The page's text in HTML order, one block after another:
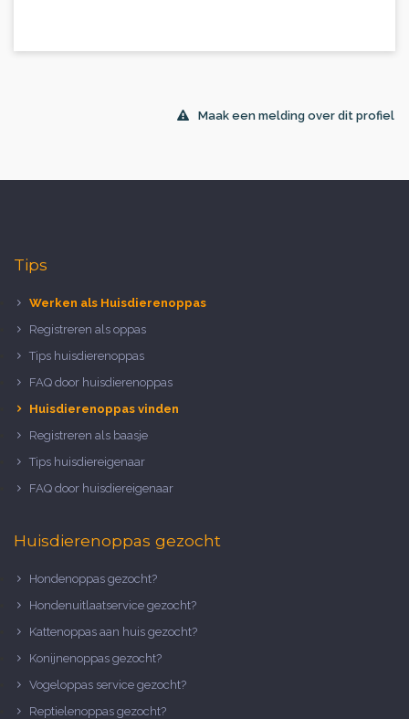
Maak een melding over dit profiel
Tips
Werken als Huisdierenoppas
Registreren als oppas
Tips huisdierenoppas
FAQ door huisdierenoppas
Huisdierenoppas vinden
Registreren als baasje
Tips huisdiereigenaar
FAQ door huisdiereigenaar
Huisdierenoppas gezocht
Hondenoppas gezocht?
Hondenuitlaatservice gezocht?
Kattenoppas aan huis gezocht?
Konijnenoppas gezocht?
Vogeloppas service gezocht?
Reptielenoppas gezocht?